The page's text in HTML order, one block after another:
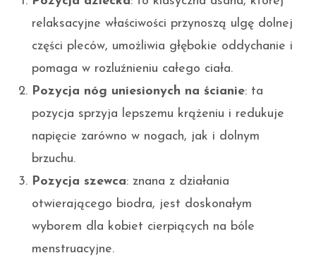
relaksacyjne właściwości przynoszą ulgę dolnej
części pleców, umożliwia głębokie oddychanie i
pomaga w rozluźnieniu całego ciała.
Pozycja nóg uniesionych na ścianie: ta
pozycja sprzyja lepszemu krążeniu i redukuje
napięcie zarówno w nogach, jak i dolnym
brzuchu.
Pozycja szewca: znana z działania
otwierającego biodra, jest doskonałym
wyborem dla kobiet cierpiących na bóle
menstruacyjne.